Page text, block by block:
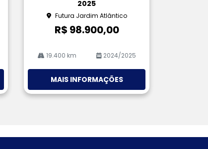
2025
Futura Jardim Atlântico
R$ 98.900,00
19.400 km 2024/2025
MAIS INFORMAÇÕES